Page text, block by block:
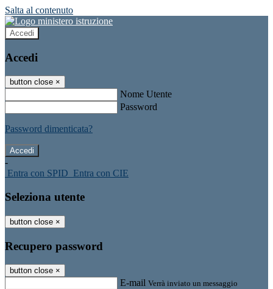
Salta al contenuto
Accedi
Accedi
button close ×
Nome Utente
Password
Password dimenticata?
-
Entra con SPID Entra con CIE
Seleziona utente
button close ×
Recupero password
button close ×
E-mail Verrà inviato un messaggio